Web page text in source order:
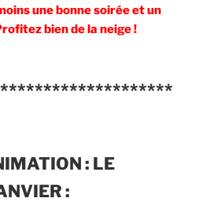
une bonne soirée et un
bien de la neige !
: LE
: